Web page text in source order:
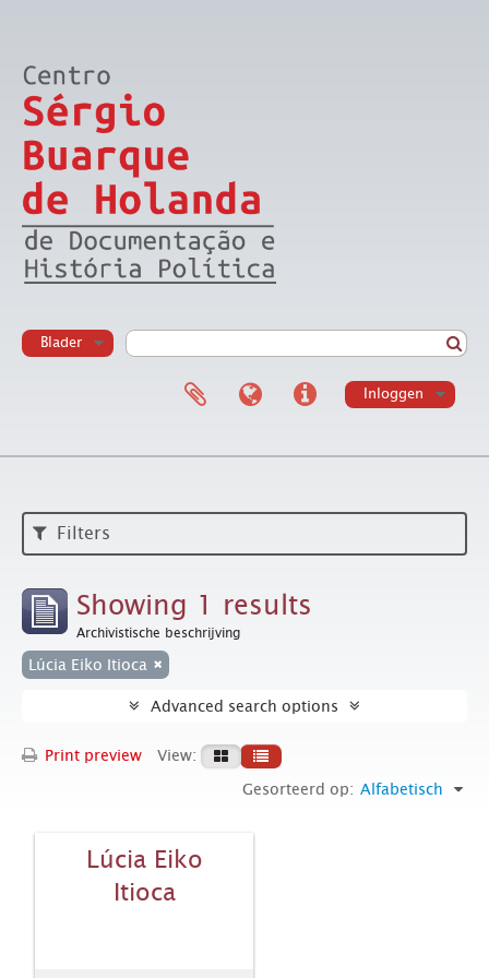
Blader
Inloggen
Filters
Showing 1 results
Archivistische beschrijving
Lúcia Eiko Itioca
Advanced search options
Print preview
View:
Gesorteerd op: Alfabetisch
Lúcia Eiko
Itioca